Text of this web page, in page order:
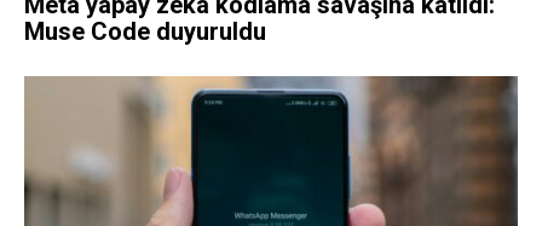
Muse Code duyuruldu